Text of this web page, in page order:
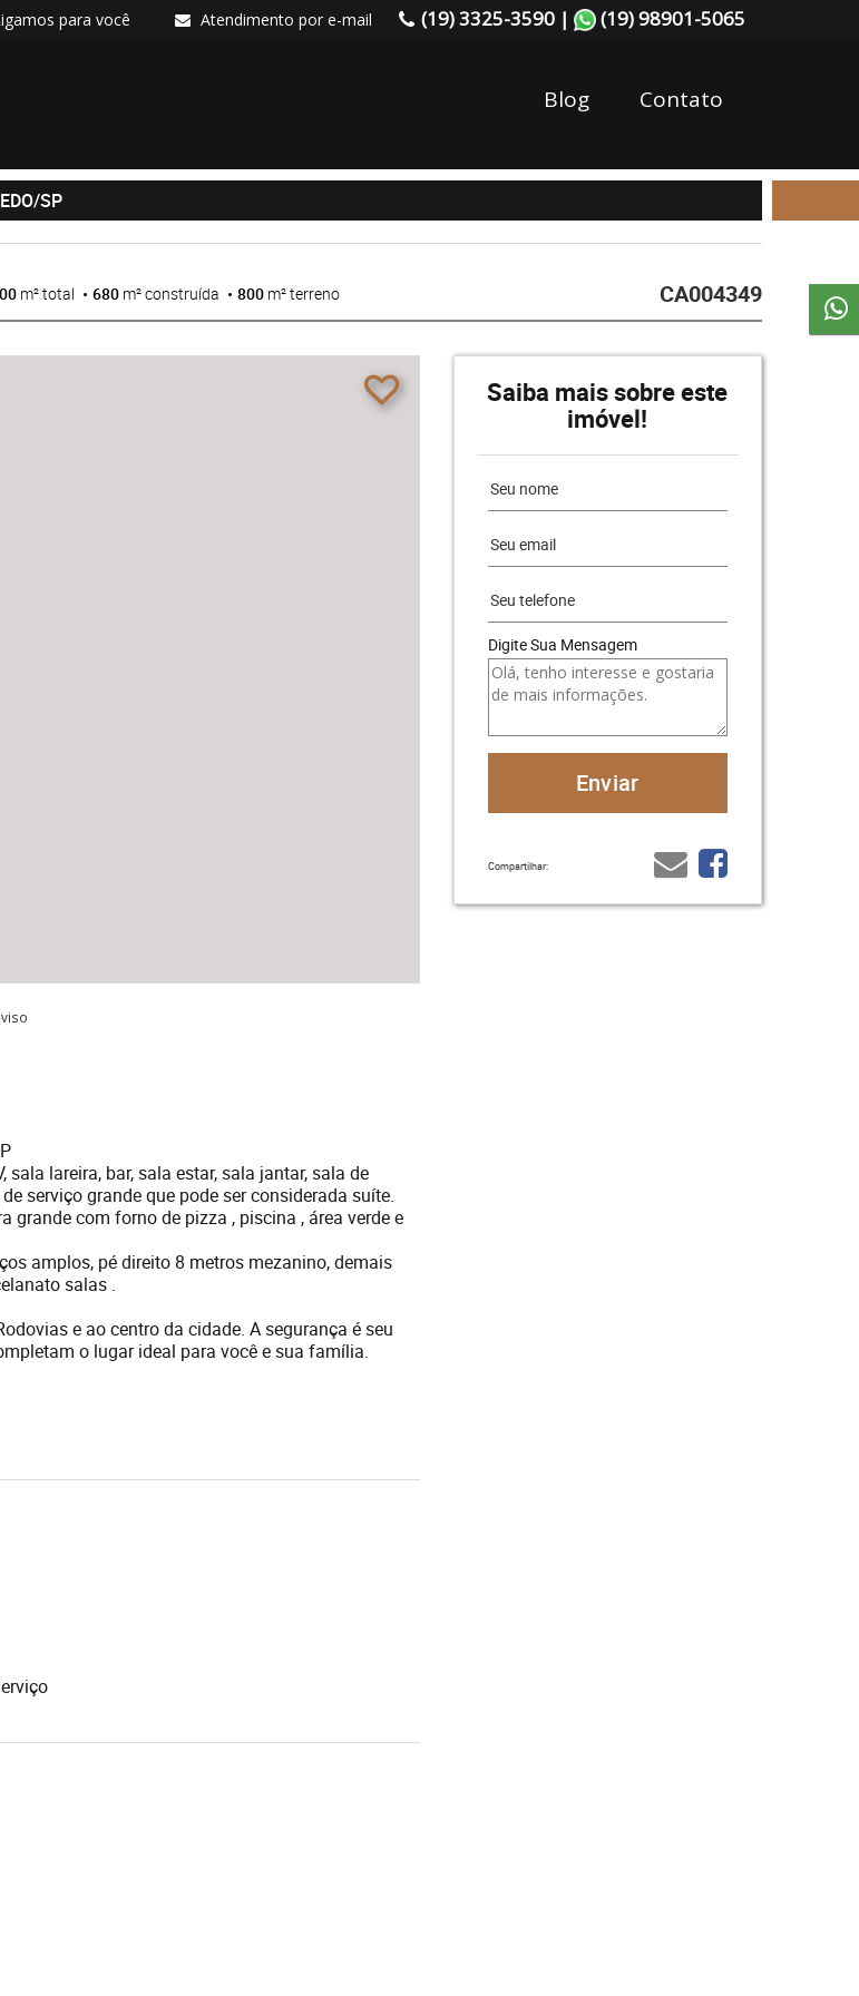
para você Atendimento por e-mail (19) 3325-3590 | (19) 98901-5065
Blog Contato
SP
m² total 680 m² construída 800 m² terreno CA004349
Saiba mais sobre este
imóvel!
Digite Sua Mensagem
Compartilhar:
lareira, bar, sala estar, sala jantar, sala de
serviço grande que pode ser considerada suíte.
grande com forno de pizza , piscina , área verde e
amplos, pé direito 8 metros mezanino, demais
salas .
e ao centro da cidade. A segurança é seu
o lugar ideal para você e sua família.